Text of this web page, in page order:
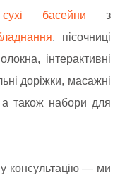
сухі басейни з
, пісочниці
інтерактивні
доріжки, масажні
а також набори для
консультацію — ми